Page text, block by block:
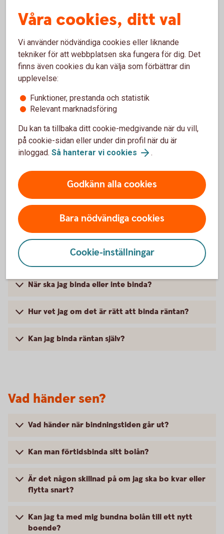
Rörlig eller bunden ränta?
Hur ska jag dela upp lånet på olika
räntebindningstider?
ränta?
Hur ska jag tänka om ränteläget?
Hur påverkas min boendeekonomi av ändrat
När ska jag binda eller inte binda?
Hur vet jag om det är rätt att binda räntan?
Kan jag binda räntan själv?
Vad händer sen?
Vad händer när bindningstiden går ut?
Kan man förtidsbinda sitt bolån?
Är det någon skillnad på om jag ska bo kvar eller
flytta snart?
Kan jag ta med mig bundna bolån till ett nytt
boende?
Våra cookies, ditt val
Vi använder nödvändiga cookies eller liknande
tekniker för att webbplatsen ska fungera för dig. Det
finns även cookies du kan välja som förbättrar din
upplevelse:
Funktioner, prestanda och statistik
Relevant marknadsföring
Du kan ta tillbaka ditt cookie-medgivande när du vill,
på cookie-sidan eller under din profil när du är
inloggad. Så hanterar vi cookies .
Godkänn alla cookies
Bara nödvändiga cookies
Cookie-inställningar